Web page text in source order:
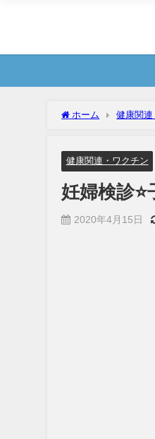
ホーム 健康関連
健康関連・ワクチン
妊婦検診
2020年4月15日